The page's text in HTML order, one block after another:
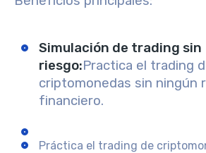
Simulación de trading sin
riesgo:Practica el trading
criptomonedas sin ningún
financiero.
Práctica el trading de